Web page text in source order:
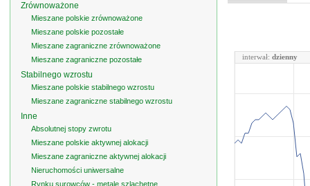
interwał: dzienny
Zrównoważone
Mieszane polskie zrównoważone
Mieszane polskie pozostałe
Mieszane zagraniczne zrównoważone
Mieszane zagraniczne pozostałe
Stabilnego wzrostu
Mieszane polskie stabilnego wzrostu
Mieszane zagraniczne stabilnego wzrostu
Inne
Absolutnej stopy zwrotu
Mieszane polskie aktywnej alokacji
Mieszane zagraniczne aktywnej alokacji
Nieruchomości uniwersalne
Rynku surowców - metale szlachetne